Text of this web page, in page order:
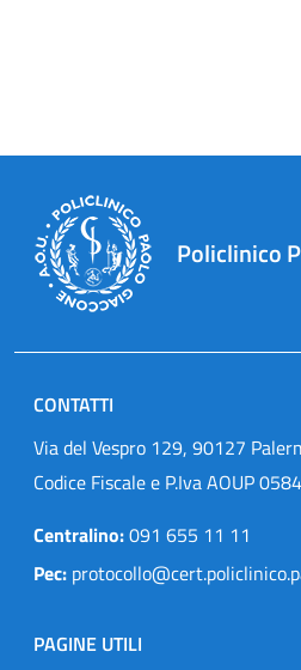
Policlinico
CONTATTI
Via del Vespro 129, 90127
Codice Fiscale e P.Iva AOUP
Centralino:091 655 11 11
Pec:
PAGINE UTILI